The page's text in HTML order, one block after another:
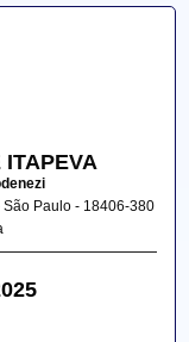
ITAPEVA
São Paulo - 18406-380